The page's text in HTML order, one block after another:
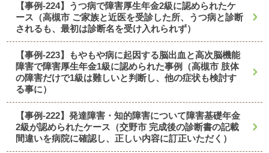
【事例-224】うつ病で障害厚生年金2級に認められたケ
ース（高槻市 ご家族と近医を受診した所、うつ病と診断
されるも、最初は診断名を受け入れられず）
【事例-223】もやもや病に起因する脳出血と高次脳機能
障害で障害厚生年金1級に認められた事例（高槻市 肢体
の障害だけで1級は難しいと判断し、他の症状も検討す
る事に）
【事例-222】発達障害・知的障害について障害基礎年金
2級が認められたケース（交野市 完成後の診断書の記載
間違いを病院に確認し、正しい内容に訂正いただく）